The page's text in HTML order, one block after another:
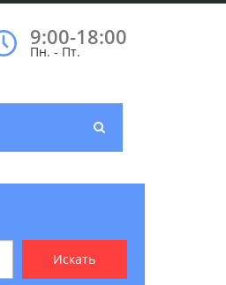
9:00-18:00
Пн. - Пт.
Искать